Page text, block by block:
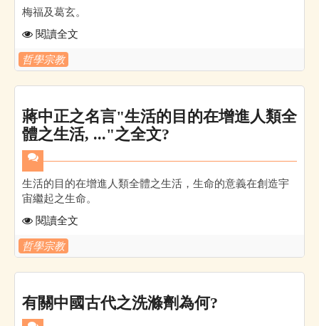
梅福及葛玄。
閱讀全文
哲學宗教
蔣中正之名言"生活的目的在增進人類全
體之生活, ..."之全文?
生活的目的在增進人類全體之生活，生命的意義在創造宇
宙繼起之生命。
閱讀全文
哲學宗教
有關中國古代之洗滌劑為何?